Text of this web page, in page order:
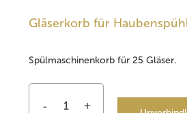
Gläserkorb für
Spülmaschinenkorb für 25 Gläser.